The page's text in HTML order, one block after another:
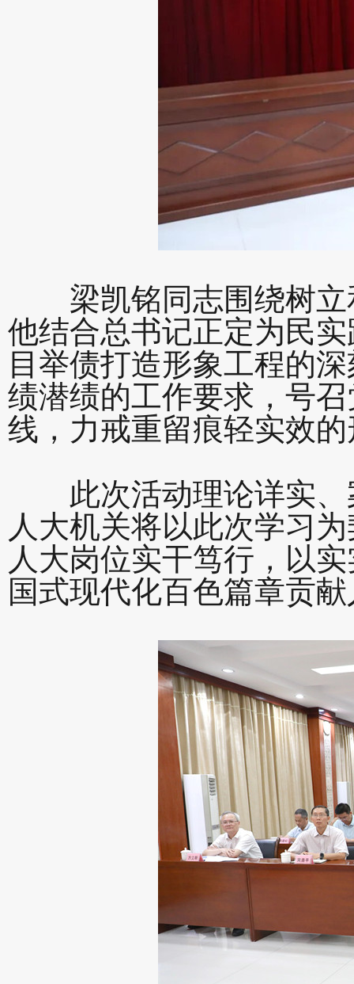
梁凯铭同志围绕树立
他结合总书记正定为民
目举债打造形象工程的
绩潜绩的工作要求，号
线，力戒重留痕轻实效
此次活动理论详实、
人大机关将以此次学习
人大岗位实干笃行，以
国式现代化百色篇章贡